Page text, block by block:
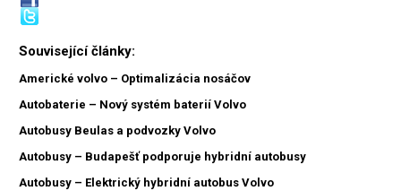
Související články:
Americké volvo – Optimalizácia nosáčov
Autobaterie – Nový systém baterií Volvo
Autobusy Beulas a podvozky Volvo
Autobusy – Budapešť podporuje hybridní autobusy
Autobusy – Elektrický hybridní autobus Volvo